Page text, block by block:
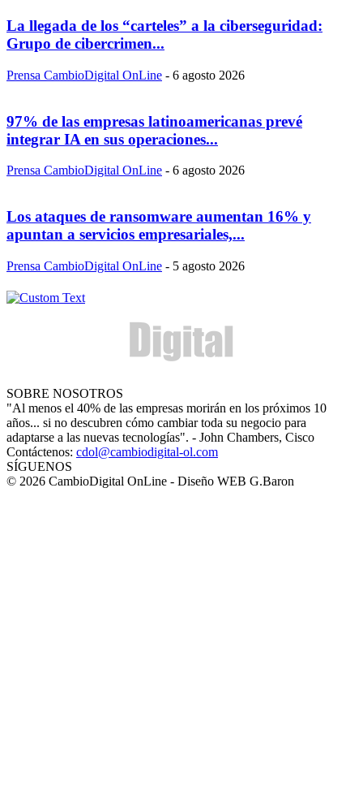
La llegada de los “carteles” a la ciberseguridad:
Grupo de cibercrimen...
Prensa CambioDigital OnLine - 6 agosto 2026
97% de las empresas latinoamericanas prevé
integrar IA en sus operaciones...
Prensa CambioDigital OnLine - 6 agosto 2026
Los ataques de ransomware aumentan 16% y
apuntan a servicios empresariales,...
Prensa CambioDigital OnLine - 5 agosto 2026
SOBRE NOSOTROS
"Al menos el 40% de las empresas morirán en los próximos 10
años... si no descubren cómo cambiar toda su negocio para
adaptarse a las nuevas tecnologías". - John Chambers, Cisco
Contáctenos: cdol@cambiodigital-ol.com
SÍGUENOS
© 2026 CambioDigital OnLine - Diseño WEB G.Baron